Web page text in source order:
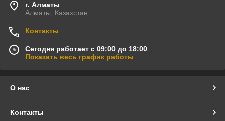
г. Алматы
Алматы, Казахстан
Контакты
Сегодня работает с 09:00 до 18:00
Показать весь график работы
О нас
Контакты